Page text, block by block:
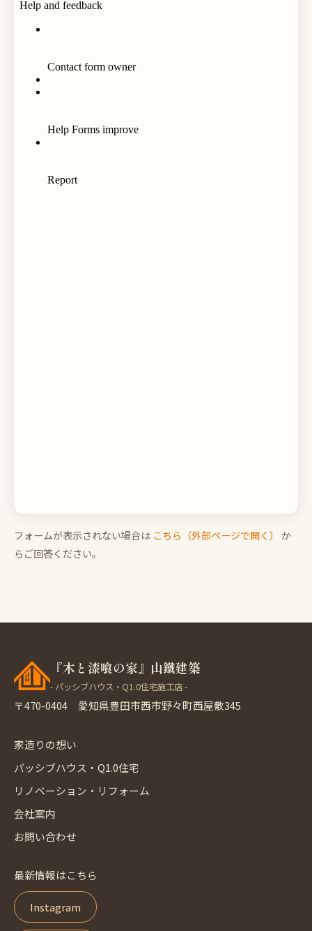
フォームが表示されない場合は こちら（外部ページで開く）
か
らご回答ください。
『木と漆喰の家』山鐵建築
- パッシブハウス・Q1.0住宅施工店 -
〒470-0404 愛知県豊田市西市野々町西屋敷345
家造りの想い
パッシブハウス・Q1.0住宅
リノベーション・リフォーム
会社案内
お問い合わせ
最新情報はこちら
Instagram